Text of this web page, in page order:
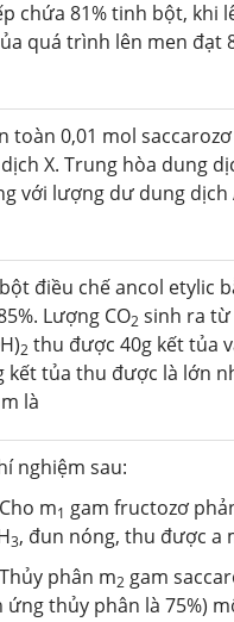
chứa 81% tinh bột,
quá trình lên men đạt
toàn 0,01 mol
X. Trung hòa dung
với lượng dư dung dịch
điều chế ancol etylic
Lượng CO2 sinh ra
2 thu được 40g kết tủa
kết tủa thu được là lớn
là
nghiệm sau:
Cho m1 gam fructozơ
3, đun nóng, thu được a
Thủy phân m2 gam
ứng thủy phân là 75%)